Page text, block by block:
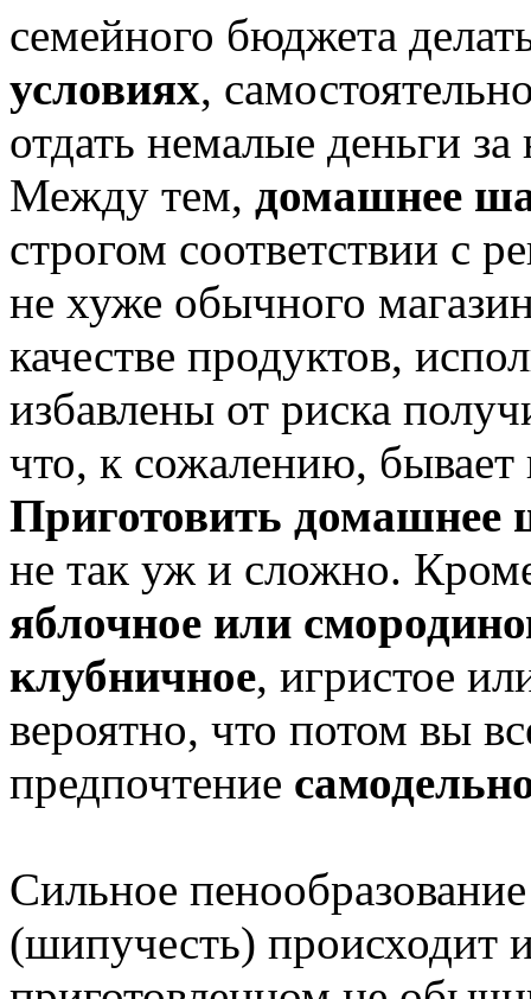
семейного бюджета
условиях,
отдать немалые деньги
Между тем, домашнее
строгом соответствии с
не хуже обычного
качестве продуктов,
избавлены от риска
что, к сожалению, бывает
Приготовить домашнее
не так уж и сложно.
яблочное или
клубничное, игристое
вероятно, что потом вы
предпочтение
Сильное
(шипучесть) происходит